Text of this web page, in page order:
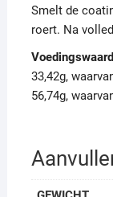
Smelt de
roert. Na
33,42g,
56,74g,